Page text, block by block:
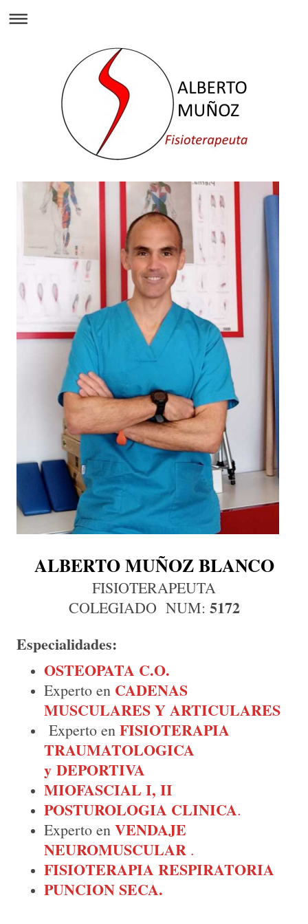
ALBERTO MUÑOZ BLANCO
FISIOTERAPEUTA
COLEGIADO NUM: 5172
Especialidades:
OSTEOPATA C.O.
Experto en CADENAS
MUSCULARES Y ARTICULARES
Experto en FISIOTERAPIA
TRAUMATOLOGICA
y DEPORTIVA
MIOFASCIAL I, II
POSTUROLOGIA CLINICA.
Experto en VENDAJE
NEUROMUSCULAR .
FISIOTERAPIA RESPIRATORIA
PUNCION SECA.